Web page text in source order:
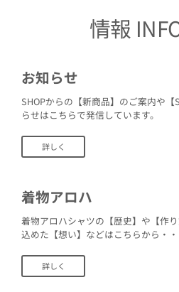
情報
お知らせ
SHOPからの【新商品】のご案内や
らせはこちらで発信しています。
詳しく
着物アロハ
着物アロハシャツの【歴史】や【作
込めた【想い】などはこちらから・・
詳しく